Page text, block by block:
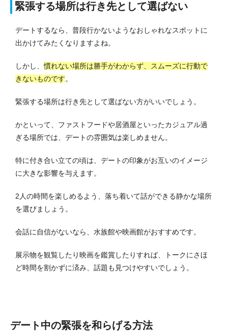
緊張する場所は行き先として選ばない
デートするなら、普段行かないようなおしゃれなスポットに
出かけてみたくなりますよね。
しかし、慣れない場所は勝手がわからず、スムーズに行動で
きないものです。
緊張する場所は行き先として選ばない方がいいでしょう。
かといって、ファストフードや居酒屋といったカジュアル過
ぎる場所では、デートの雰囲気は楽しめません。
特に付き合い立ての頃は、デートの印象がお互いのイメージ
に大きな影響を与えます。
2人の時間を楽しめるよう、落ち着いて話ができる静かな場所
を選びましょう。
会話に自信がないなら、水族館や映画館がおすすめです。
展示物を観覧したり映画を鑑賞したりすれば、トークにさほ
ど時間を割かずに済み、話題も見つけやすいでしょう。
デート中の緊張を和らげる方法